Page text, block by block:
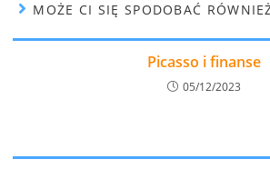
MOŻE CI SIĘ SPODOBAĆ
Picasso i finanse
05/12/2023